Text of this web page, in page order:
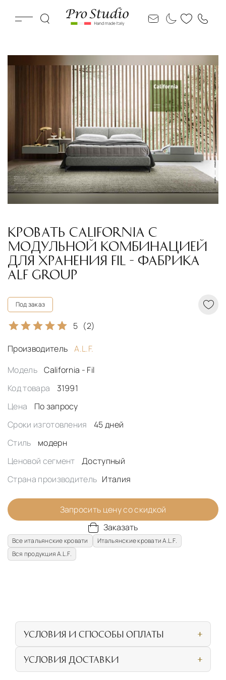
КРОВАТЬ CALIFORNIA С
МОДУЛЬНОЙ КОМБИНАЦИЕЙ
ДЛЯ ХРАНЕНИЯ FIL - ФАБРИКА
ALF GROUP
Под заказ
5 (2)
Производитель
A.L.F.
Модель
California - Fil
Код товара
31991
Цена
По запросу
Сроки изготовления
45 дней
Стиль
модерн
Ценовой сегмент
Доступный
Страна производитель Италия
Запросить цену со скидкой
Заказать
Все итальянские кровати
Итальянские кровати A.L.F.
Вся продукция A.L.F.
УСЛОВИЯ И СПОСОБЫ ОПЛАТЫ
личном посещении нашего салона
УСЛОВИЯ ДОСТАВКИ